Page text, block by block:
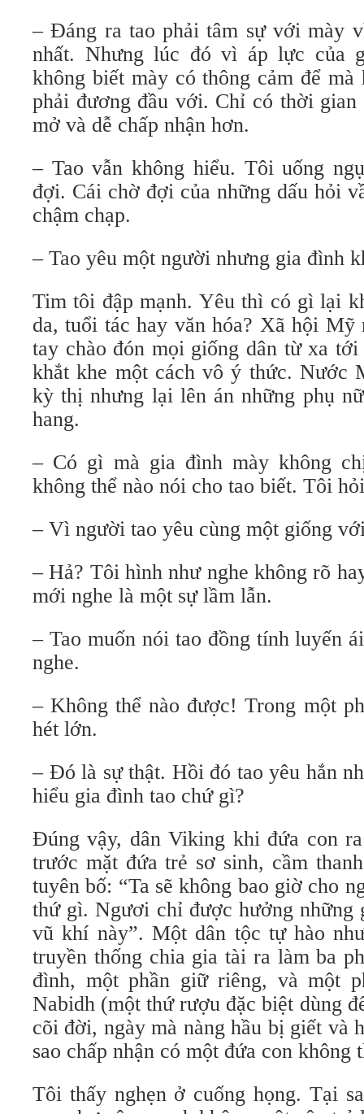
– Đáng ra tao phải tâm sự với mày
nhất. Nhưng lúc đó vì áp lực của
không biết mày có thông cảm để
phải đương đầu với. Chỉ có thời
mở và dễ chấp nhận hơn.
– Tao vẫn không hiểu. Tôi uống
đợi. Cái chờ đợi của những dấu hỏi
chậm chạp.
– Tao yêu một người nhưng gia đình
Tim tôi đập mạnh. Yêu thì có gì lại
da, tuổi tác hay văn hóa? Xã hội Mỹ
tay chào đón mọi giống dân từ xa
khắt khe một cách vô ý thức. Nước
kỳ thị nhưng lại lên án những phụ
hang.
– Có gì mà gia đình mày không
không thể nào nói cho tao biết. Tôi
– Vì người tao yêu cùng một giống
– Hả? Tôi hình như nghe không rõ
mới nghe là một sự lầm lẫn.
– Tao muốn nói tao đồng tính luyến
nghe.
– Không thể nào được! Trong một
hét lớn.
– Đó là sự thật. Hồi đó tao yêu hắn
hiểu gia đình tao chứ gì?
Đúng vậy, dân Viking khi đứa con
trước mặt đứa trẻ sơ sinh, cầm
tuyên bố: “Ta sẽ không bao giờ cho
thứ gì. Ngươi chỉ được hưởng những
vũ khí này”. Một dân tộc tự hào
truyền thống chia gia tài ra làm ba
đình, một phần giữ riêng, và một
Nabidh (một thứ rượu đặc biệt dùng
cõi đời, ngày mà nàng hầu bị giết và
sao chấp nhận có một đứa con không
Tôi thấy nghẹn ở cuống họng. Tại